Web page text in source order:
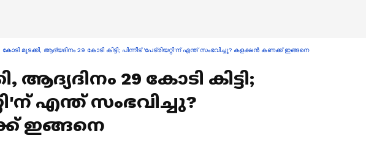
കോടി മുടക്കി, ആദ്യദിനം 29 കോടി കിട്ടി; പിന്നീട് 'പേട്രിയറ്റി'ന് എന്ത് സംഭവിച്ചു? കളക്ഷൻ കണക്ക് ഇങ്ങനെ
ആദ്യദിനം 29 കോടി കിട്ടി;
എന്ത് സംഭവിച്ചു?
ഇങ്ങനെ